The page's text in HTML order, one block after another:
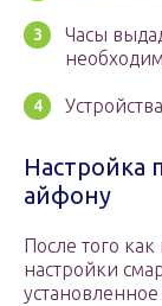
Часы
Настройка
айфону
После того
настройки